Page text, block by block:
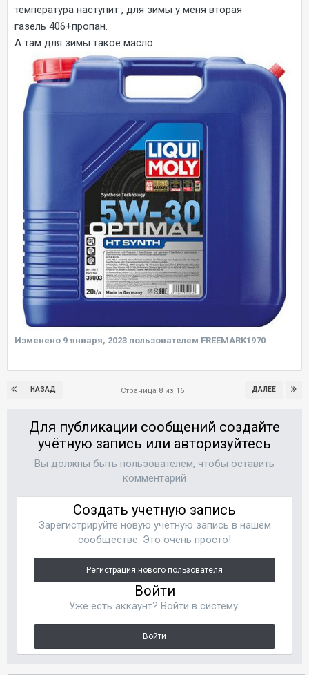
температура наступит , для зимы у меня вторая
газель 406+пропан.
А там для зимы такое масло:
Изменено 9 января, 2023 пользователем FREEMARK1970
НАЗАД ДАЛЕЕ
Страница 8 из 16
Для публикации сообщений создайте
учётную запись или авторизуйтесь
Вы должны быть пользователем, чтобы оставить
комментарий
Создать учетную запись
Зарегистрируйте новую учётную запись в нашем
сообществе. Это очень просто!
Регистрация нового пользователя
Войти
Уже есть аккаунт? Войти в систему.
Войти